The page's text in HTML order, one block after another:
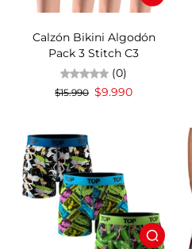
38%OFF
Calzón Bikini Algodón
Pack 3 Stitch C3
(0)
$15.990 $9.990